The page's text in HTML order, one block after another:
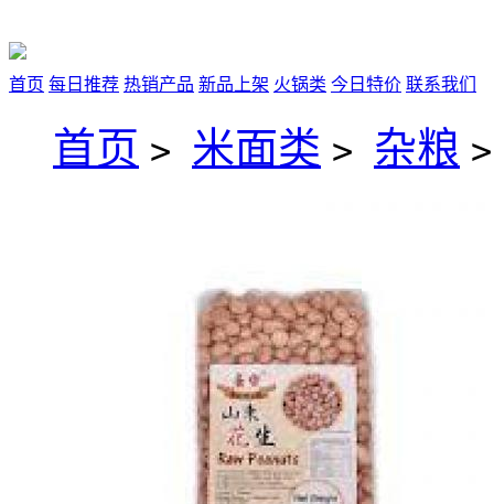
首页 每日推荐 热销产品 新品上架 火锅类 今日特价 联系我们
首页 > 米面类 > 杂粮